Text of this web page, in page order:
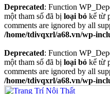
Deprecated: Function
một tham số đã bị loại bỏ kể từ
comments are ignored by all
/home/tdivqxrl/a68.vn/wp-
Deprecated: Function
một tham số đã bị loại bỏ kể từ
comments are ignored by all
/home/tdivqxrl/a68.vn/wp-
Skip